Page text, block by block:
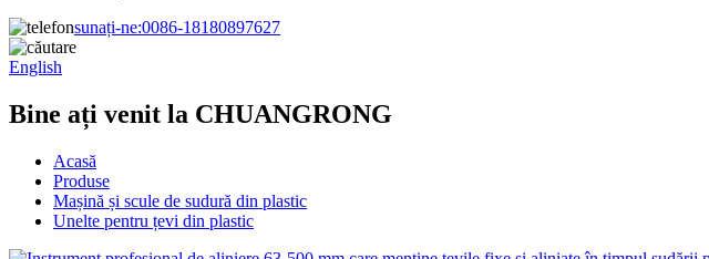
sunați-ne:0086-18180897627
English
Bine ați venit la CHUANGRONG
Acasă
Produse
Mașină și scule de sudură din plastic
Unelte pentru țevi din plastic